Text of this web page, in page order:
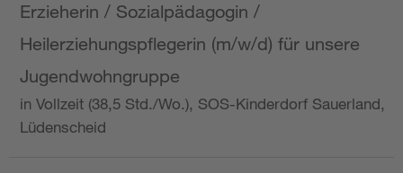
Erzieherin / Sozialpädagogin /
Heilerziehungspflegerin (m/w/d) für unsere
Jugendwohngruppe
in Vollzeit (38,5 Std./Wo.), SOS-Kinderdorf Sauerland,
Lüdenscheid